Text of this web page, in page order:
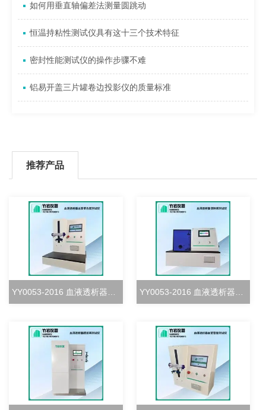
如何用垂直轴偏差法测量圆跳动
恒温持粘性测试仪具有这十三个技术特征
密封性能测试仪的操作步骤不难
铝易开盖三片罐卷边投影仪的质量标准
推荐产品
YY0053-2016 血液透析器血室密合度测试仪 YY0053-2016 血液透析器清除率测试仪